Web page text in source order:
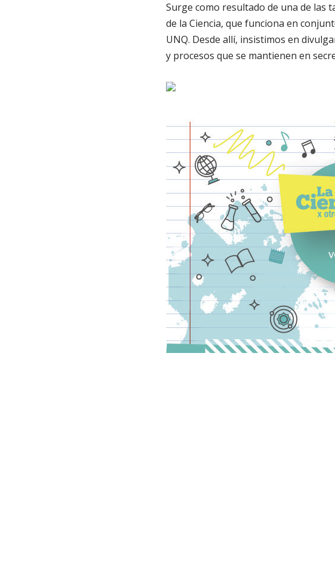
Surge como resultado de una de las
de la Ciencia, que funciona en
UNQ. Desde allí, insistimos en
y procesos que se mantienen en